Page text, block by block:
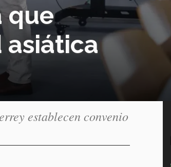
que
asiática
establecen convenio